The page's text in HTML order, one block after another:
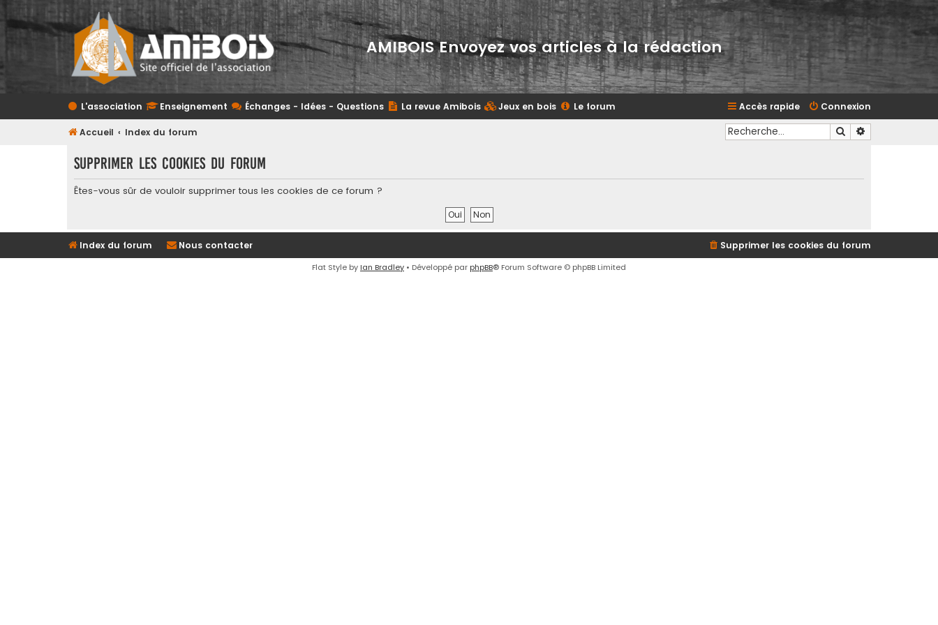
AMIBOIS Envoyez vos articles à la rédaction
L'association Enseignement Échanges - Idées - Questions La revue Amibois Jeux en bois Le forum Connexion
Accès rapide
Accueil Index du forum Rechercher
Supprimer les cookies du forum
Êtes-vous sûr de vouloir supprimer tous les cookies de ce forum ?
Index du forum Nous contacter Supprimer les cookies du forum
Flat Style by Ian Bradley • Développé par phpBB® Forum Software © phpBB Limited